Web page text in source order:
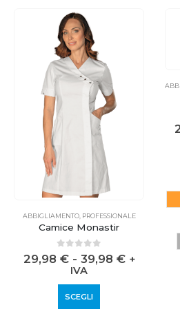
ABBIGLIAMENTO, PROFESSIONALE
Camice Monastir
out of 5
29,98 € - 39,98 € +
IVA
SCEGLI